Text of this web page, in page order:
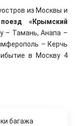
из Москвы и
поезд «Крымский
– Тамань, Анапа –
– Керчь
в Москву 4
багажа